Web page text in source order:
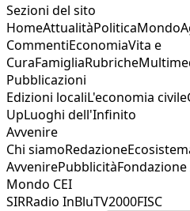
Sezioni del sito
HomeAttualitàPoliticaMondo
CommentiEconomiaVita e
CuraFamigliaRubriche
Pubblicazioni
Edizioni localiL'economia civile
UpLuoghi dell'Infinito
Avvenire
Chi siamoRedazione
AvvenirePubblicità
Mondo CEI
SIRRadio InBluTV2000FISC